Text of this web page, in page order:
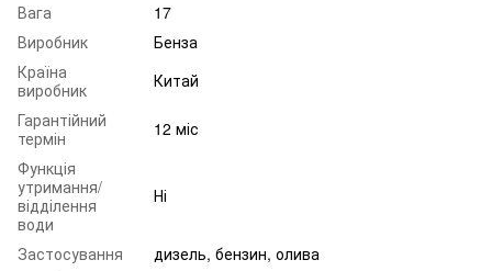
Вага
17
Виробник
Бенза
Країна
виробник
Китай
Гарантійний
термін
12 міс
Функція
утримання/
відділення
води
Ні
Застосування
дизель, бензин, олива